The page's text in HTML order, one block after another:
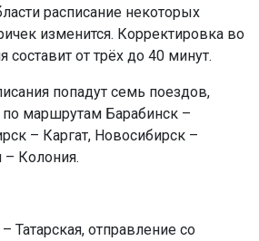
расписание некоторых
изменится. Корректировка во
от трёх до 40 минут.
попадут семь поездов,
маршрутам Барабинск –
– Каргат, Новосибирск –
– Колония.
Татарская, отправление со